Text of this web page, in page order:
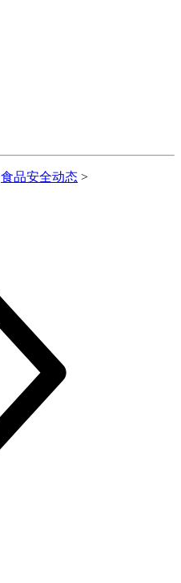
食品安全动态 >